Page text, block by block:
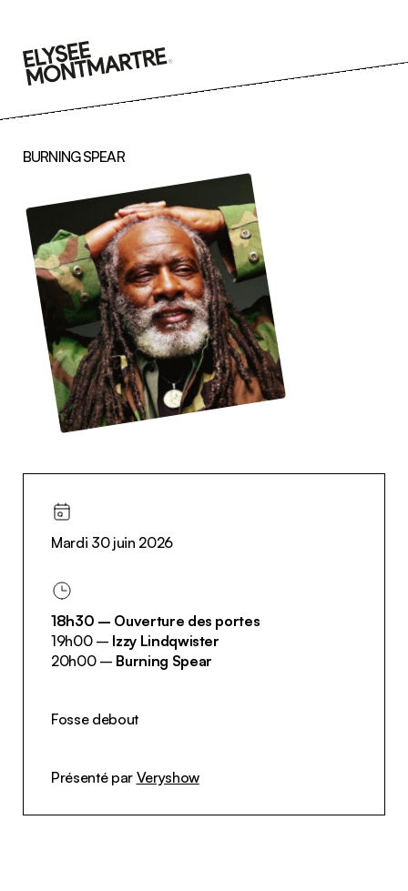
contenu
BURNING SPEAR
Mardi 30 juin 2026
18h30 – Ouverture des portes
19h00 – Izzy Lindqwister
20h00 – Burning Spear
Fosse debout
Présenté par Veryshow